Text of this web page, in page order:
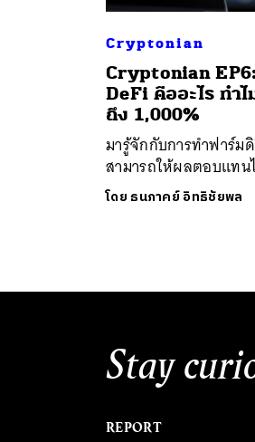
Cryptonian
Cryptonian
DeFi คืออะไร ทำ
ถึง 1,000%
มารู้จักกับการทำฟาร์ม
สามารถให้ผลตอบแทน
โดย ธนภาคย์ อิทธิชัยพล
Stay
REPORT